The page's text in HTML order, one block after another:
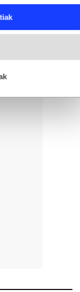
section
eta zerbitzuak